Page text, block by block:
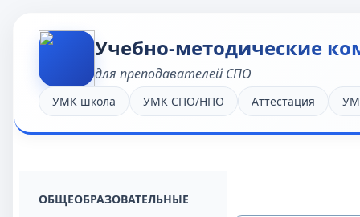
Учебно-методические
для преподавателей СПО
УМК школа УМК СПО/НПО Аттестация
OБЩЕОБРАЗОВАТЕЛЬНЫЕ